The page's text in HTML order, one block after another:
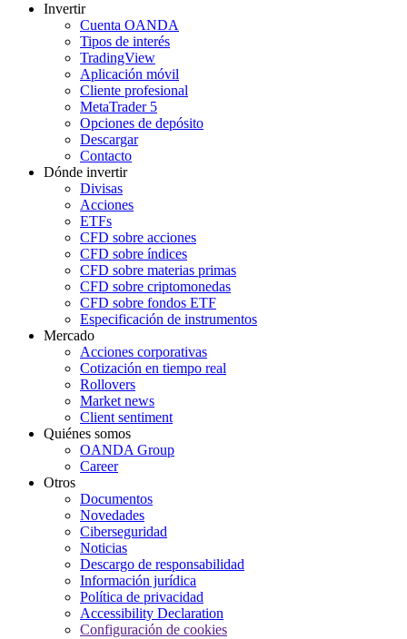
Invertir
Cuenta OANDA
Tipos de interés
TradingView
Aplicación móvil
Cliente profesional
MetaTrader 5
Opciones de depósito
Descargar
Contacto
Dónde invertir
Divisas
Acciones
ETFs
CFD sobre acciones
CFD sobre índices
CFD sobre materias primas
CFD sobre criptomonedas
CFD sobre fondos ETF
Especificación de instrumentos
Mercado
Acciones corporativas
Cotización en tiempo real
Rollovers
Market news
Client sentiment
Quiénes somos
OANDA Group
Career
Otros
Documentos
Novedades
Ciberseguridad
Noticias
Descargo de responsabilidad
Información jurídica
Política de privacidad
Accessibility Declaration
Configuración de cookies